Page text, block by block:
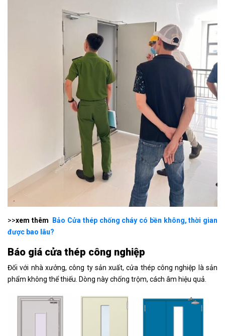
>>xem thêm
Bảo Cửa thép chống cháy có bền không, thời gian
được bao lâu?
Báo giá cửa thép công nghiệp
Đối với nhà xưởng, công ty sản xuất, cửa thép công nghiệp là sản
phẩm không thể thiếu. Dòng này chống trộm, cách âm hiệu quả.